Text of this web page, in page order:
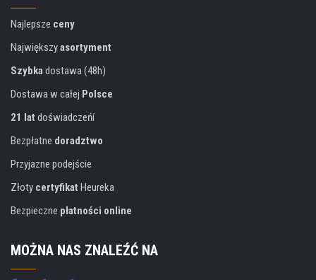
Najlepsze ceny
Największyasortyment
Szybka dostawa (48h)
Dostawa w całej Polsce
21 lat doświadczeńí
Bezpłatne doradztwo
Przyjazne podejście
Złoty certyfikat Heureka
Bezpieczne płatności online
MOŻNA NAS ZNALEŹĆ NA